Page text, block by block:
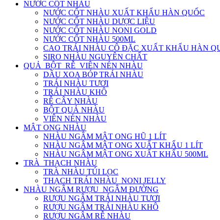
NƯỚC CỐT NHÀU
NƯỚC CỐT NHÀU XUẤT KHẨU HÀN QUỐC
NƯỚC CỐT NHÀU DƯỢC LIỆU
NƯỚC CỐT NHÀU NONI GOLD
NƯỚC CỐT NHÀU 500ML
CAO TRÁI NHÀU CÔ ĐẶC XUẤT KHẨU HÀN
SIRO NHÀU NGUYÊN CHẤT
QUẢ_BỘT_RỄ_VIÊN NÉN NHÀU
DẦU XOA BÓP TRÁI NHÀU
TRÁI NHÀU TƯƠI
TRÁI NHÀU KHÔ
RỄ CÂY NHÀU
BỘT QUẢ NHÀU
VIÊN NÉN NHÀU
MẬT ONG NHÀU
NHÀU NGÂM MẬT ONG HŨ 1 LÍT
NHÀU NGÂM MẬT ONG XUẤT KHẨU 1 LÍT
NHÀU NGÂM MẬT ONG XUẤT KHẨU 500ML
TRÀ_THẠCH NHÀU
TRÀ NHÀU TÚI LỌC
THẠCH TRÁI NHÀU_NONI JELLY
NHÀU NGÂM RƯỢU_NGÂM ĐƯỜNG
RƯỢU NGÂM TRÁI NHÀU TƯƠI
RƯỢU NGÂM TRÁI NHÀU KHÔ
RƯỢU NGÂM RỄ NHÀU